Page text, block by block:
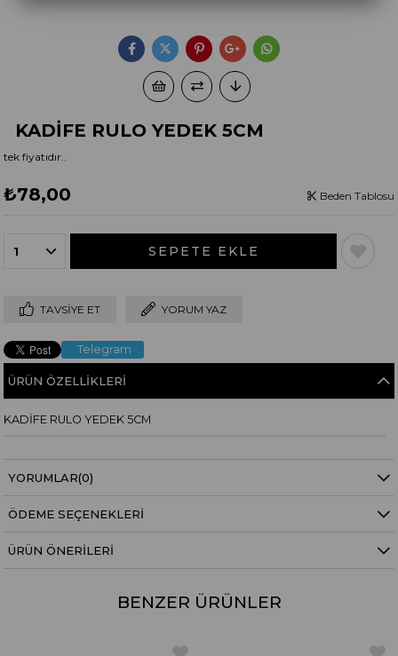
KADİFE RULO YEDEK 5CM
tek fiyatıdır..
₺78,00 Beden Tablosu
TAVSIYE ET YORUM YAZ
Telegram
ÜRÜN ÖZELLIKLERI
KADİFE RULO YEDEK 5CM
YORUMLAR(0)
ÖDEME SEÇENEKLERI
ÜRÜN ÖNERILERI
BENZER ÜRÜNLER